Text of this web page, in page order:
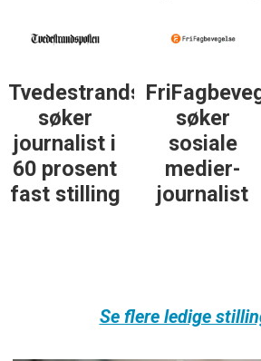
Tvedestrandsposten
søker
journalist i
60 prosent
fast stilling
søker
sosiale
medier-
journalist
Se flere ledige